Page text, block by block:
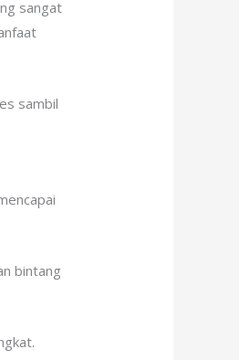
sangat
sambil
bintang